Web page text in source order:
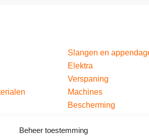
Beheer toestemming
Slangen en
Elektra
Verspaning
Machines
Bescherming